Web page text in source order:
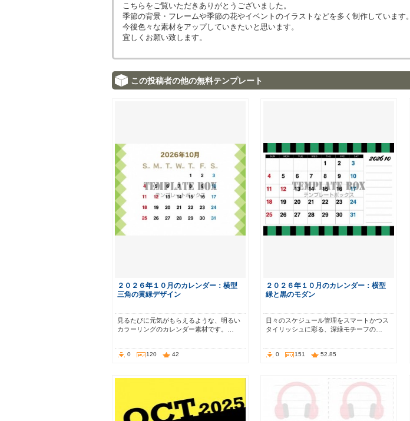
こちらをご覧いただきありがとうございました。
季節の背景・フレームや季節の花やイベントのイラストなどを多く制作しています。
今後色々な素材をアップしていきたいと思います。
宜しくお願い致します。
この投稿者の他の無料テンプレート
２０２６年１０月のカレンダー：横型
三角の黄緑デザイン
見るたびに元気がもらえるような、明るい
カラーリングのカレンダー素材です。…
0 120 42
２０２６年１０月のカレンダー：横型
緑と黒のモダン
日々のスケジュール管理をスマートかつス
タイリッシュに彩る、深緑モチーフの…
0 151 52.85